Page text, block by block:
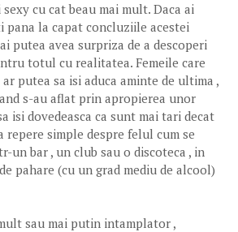
cu cat beau mai mult. Daca ai
pana la capat concluziile acestei
putea avea surpriza de a descoperi
totul cu realitatea. Femeile care
putea sa isi aduca aminte de ultima ,
s-au aflat prin apropierea unor
isi dovedeasca ca sunt mai tari decat
simple despre felul cum se
un bar , un club sau o discoteca , in
pahare (cu un grad mediu de alcool)
sau mai putin intamplator ,